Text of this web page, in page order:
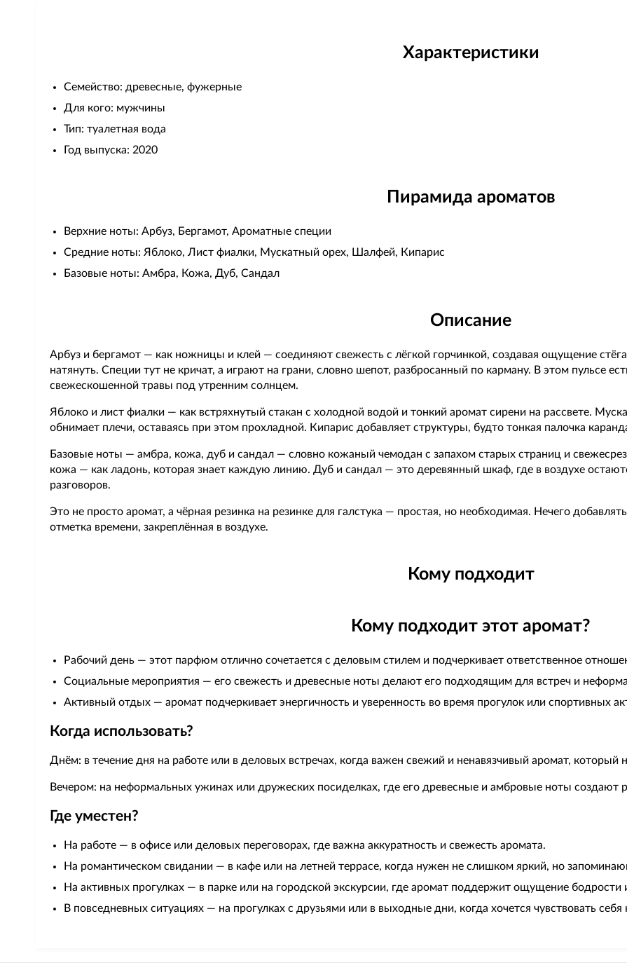
Характеристики
Семейство: древесные, фужерные
Для кого: мужчины
Тип: туалетная вода
Год выпуска: 2020
Пирамида ароматов
Верхние ноты: Арбуз, Бергамот, Ароматные специи
Средние ноты: Яблоко, Лист фиалки, Мускатный орех, Шалфей, Кипарис
Базовые ноты: Амбра, Кожа, Дуб, Сандал
Описание
Арбуз и бергамот — как ножницы и клей — соединяют свежесть с лёгкой горчинкой, создавая ощущение
натянуть. Специи тут не кричат, а играют на грани, словно шепот, разбросанный по карману. В этом пульсе
свежескошенной травы под утренним солнцем.
Яблоко и лист фиалки — как встряхнутый стакан с холодной водой и тонкий аромат сирени на рассвете.
обнимает плечи, оставаясь при этом прохладной. Кипарис добавляет структуры, будто тонкая палочка
Базовые ноты — амбра, кожа, дуб и сандал — словно кожаный чемодан с запахом старых страниц и
кожа — как ладонь, которая знает каждую линию. Дуб и сандал — это деревянный шкаф, где в воздухе
разговоров.
Это не просто аромат, а чёрная резинка на резинке для галстука — простая, но необходимая. Нечего
отметка времени, закреплённая в воздухе.
Кому подходит
Кому подходит этот аромат?
Рабочий день — этот парфюм отлично сочетается с деловым стилем и подчеркивает ответственное
Социальные мероприятия — его свежесть и древесные ноты делают его подходящим для встреч и
Активный отдых — аромат подчеркивает энергичность и уверенность во время прогулок или спортивных
Когда использовать?
Днём: в течение дня на работе или в деловых встречах, когда важен свежий и ненавязчивый аромат, который
Вечером: на неформальных ужинах или дружеских посиделках, где его древесные и амбровые ноты создают
Где уместен?
На работе — в офисе или деловых переговорах, где важна аккуратность и свежесть аромата.
На романтическом свидании — в кафе или на летней террасе, когда нужен не слишком яркий, но
На активных прогулках — в парке или на городской экскурсии, где аромат поддержит ощущение бодрости
В повседневных ситуациях — на прогулках с друзьями или в выходные дни, когда хочется чувствовать